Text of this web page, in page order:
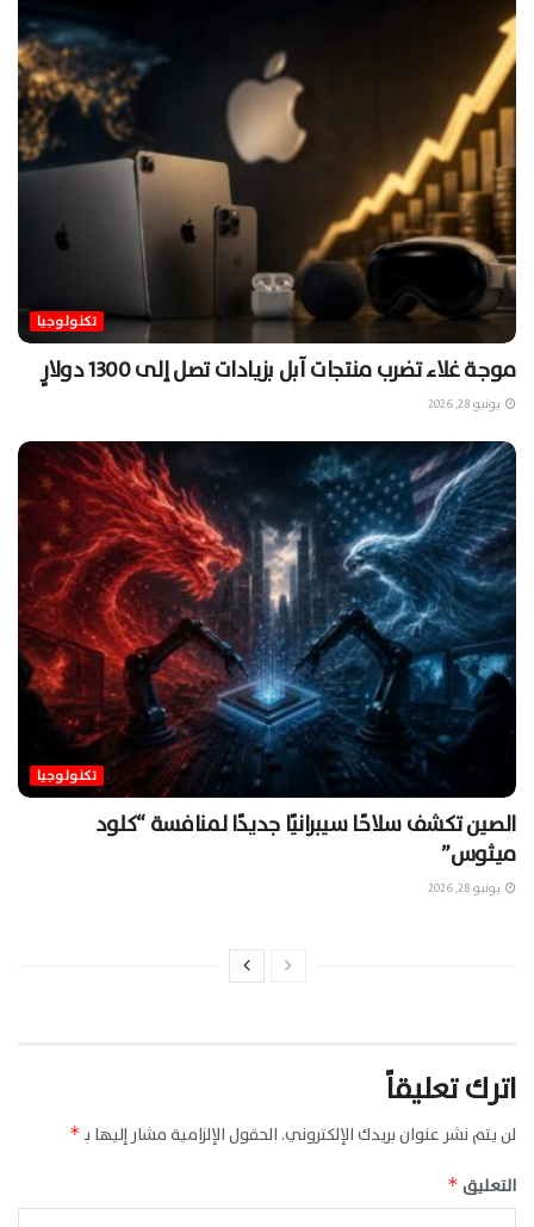
تكنولوجيا
موجة غلاء تضرب منتجات آبل بزيادات تصل إلى 1300 دولارٍ
يونيو 28, 2026
تكنولوجيا
الصين تكشف سلاحًا سيبرانيًا جديدًا لمنافسة “كلود
ميثوس”
يونيو 28, 2026
اترك تعليقاً
لن يتم نشر عنوان بريدك الإلكتروني. الحقول الإلزامية مشار إليها بـ*
التعليق *